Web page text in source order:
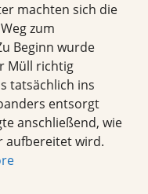
machten sich die
zum
Beginn wurde
Müll richtig
tatsächlich ins
entsorgt
anschließend, wie
aufbereitet wird.